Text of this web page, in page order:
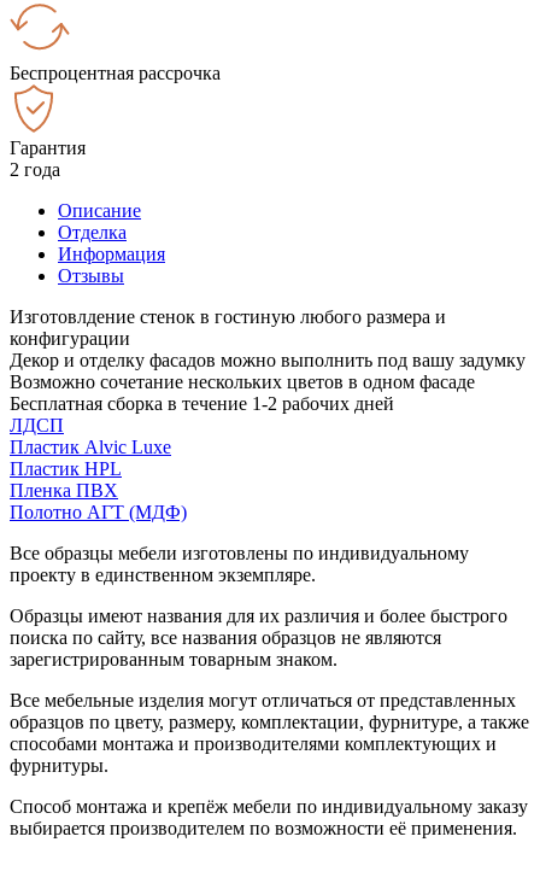
Беспроцентная рассрочка
Гарантия
2 года
Описание
Отделка
Информация
Отзывы
Изготовлдение стенок в гостиную любого размера и
конфигурации
Декор и отделку фасадов можно выполнить под вашу задумку
Возможно сочетание нескольких цветов в одном фасаде
Бесплатная сборка в течение 1-2 рабочих дней
ЛДСП
Пластик Alvic Luxe
Пластик HPL
Пленка ПВХ
Полотно АГТ (МДФ)
Все образцы мебели изготовлены по индивидуальному
проекту в единственном экземпляре.
Образцы имеют названия для их различия и более быстрого
поиска по сайту, все названия образцов не являются
зарегистрированным товарным знаком.
Все мебельные изделия могут отличаться от представленных
образцов по цвету, размеру, комплектации, фурнитуре, а также
способами монтажа и производителями комплектующих и
фурнитуры.
Способ монтажа и крепёж мебели по индивидуальному заказу
выбирается производителем по возможности её применения.